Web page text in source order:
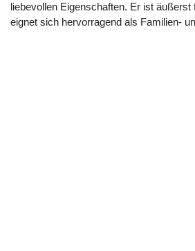
liebevollen Eigenschaften. Er ist äußerst
eignet sich hervorragend als Familien-